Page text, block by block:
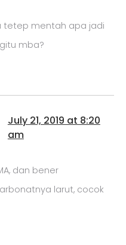
tetep mentah apa jadi
mba?
July 21, 2019 at 8:20
am
dan bener
larut, cocok